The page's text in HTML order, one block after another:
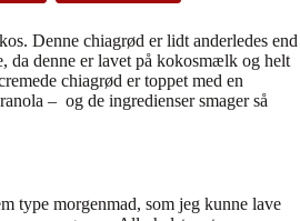
Denne chiagrød er lidt anderledes end
da denne er lavet på kokosmælk og helt
chiagrød er toppet med en
– og de ingredienser smager så
type morgenmad, som jeg kunne lave